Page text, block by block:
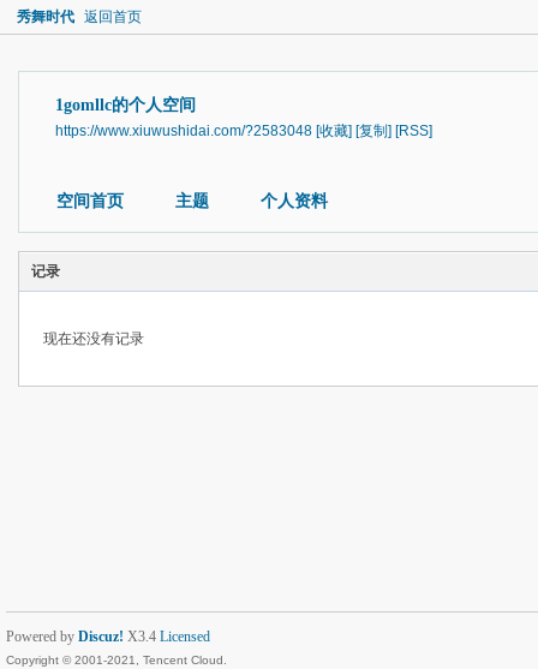
秀舞时代 返回首页
1gomllc的个人空间
https://www.xiuwushidai.com/?2583048 [收藏] [复制] [RSS]
空间首页 主题 个人资料
记录
现在还没有记录
Powered by Discuz! X3.4 Licensed
Copyright © 2001-2021, Tencent Cloud.